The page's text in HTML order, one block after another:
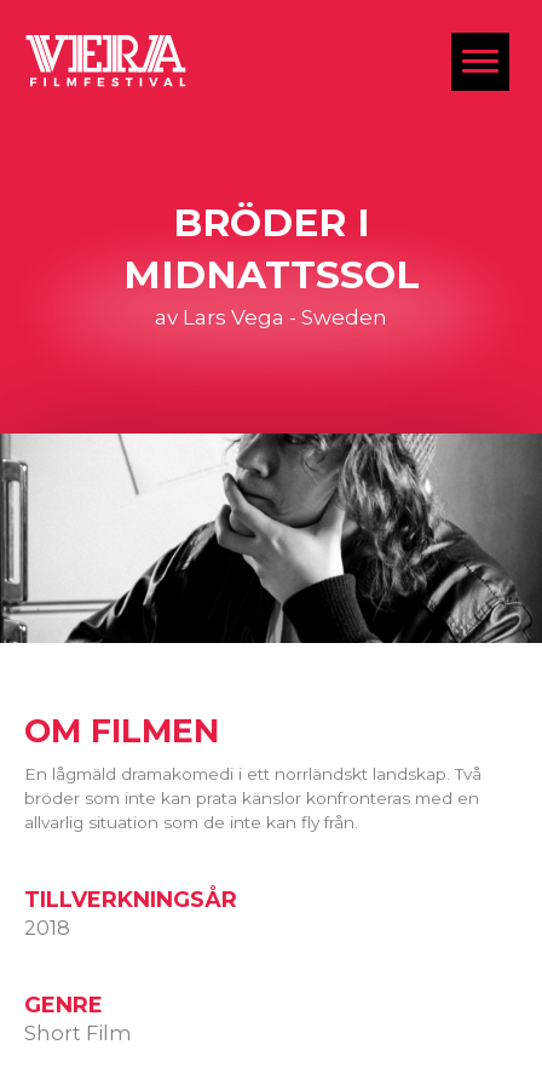
BRÖDER I
MIDNATTSSOL
av Lars Vega - Sweden
OM FILMEN
En lågmäld dramakomedi i ett norrländskt landskap. Två
bröder som inte kan prata känslor konfronteras med en
allvarlig situation som de inte kan fly från.
TILLVERKNINGSÅR
2018
GENRE
Short Film